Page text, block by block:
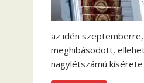
az idén
meghibásodott,
nagylétszámú